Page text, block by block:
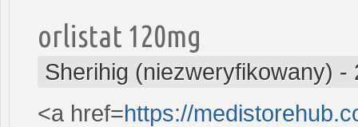
orlistat 120mg
Sherihig (niezweryfikowany) -
<a href=https://